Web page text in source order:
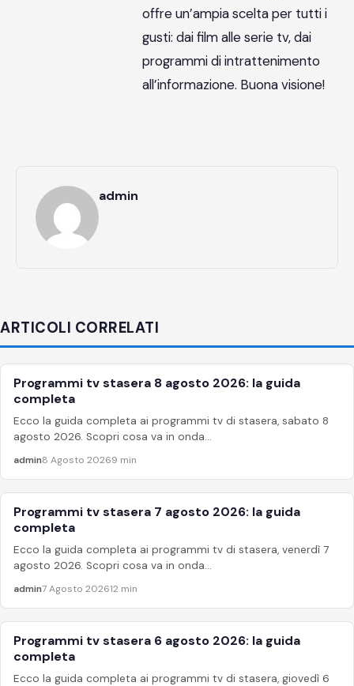
offre un’ampia scelta per tutti i
gusti: dai film alle serie tv, dai
programmi di intrattenimento
all’informazione. Buona visione!
admin
ARTICOLI CORRELATI
APPROFONDIMENTI
Programmi tv stasera 8 agosto 2026: la guida
completa
Ecco la guida completa ai programmi tv di stasera, sabato 8
agosto 2026. Scopri cosa va in onda...
admin8 Agosto 20269 min
APPROFONDIMENTI
Programmi tv stasera 7 agosto 2026: la guida
completa
Ecco la guida completa ai programmi tv di stasera, venerdì 7
agosto 2026. Scopri cosa va in onda...
admin7 Agosto 202612 min
APPROFONDIMENTI
Programmi tv stasera 6 agosto 2026: la guida
completa
Ecco la guida completa ai programmi tv di stasera, giovedì 6